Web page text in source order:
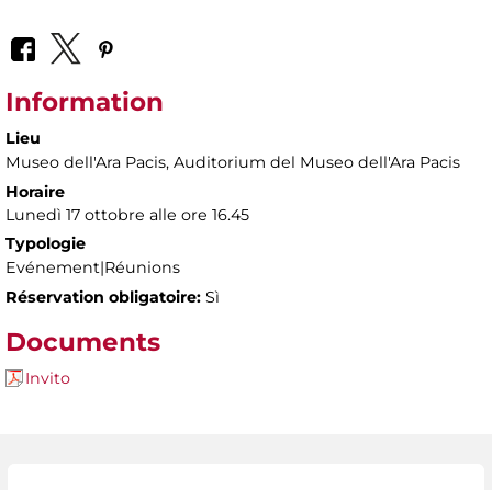
Information
Lieu
Museo dell'Ara Pacis, Auditorium del Museo dell'Ara Pacis
Horaire
Lunedì 17 ottobre alle ore 16.45
Typologie
Evénement|Réunions
Réservation obligatoire: Sì
Documents
Invito